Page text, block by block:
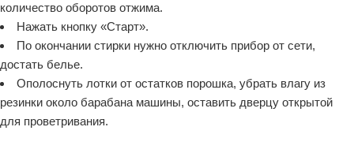
количество оборотов отжима.
Нажать кнопку «Старт».
По окончании стирки нужно отключить прибор от сети,
достать белье.
Ополоснуть лотки от остатков порошка, убрать влагу из
резинки около барабана машины, оставить дверцу открытой
для проветривания.